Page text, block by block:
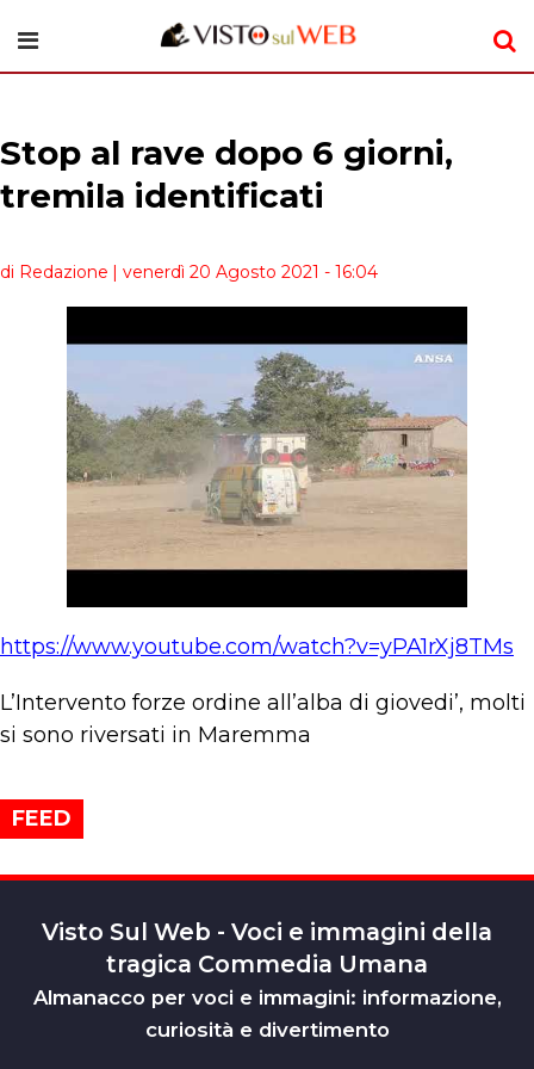
Stop al rave dopo 6 giorni,
tremila identificati
di Redazione | venerdì 20 Agosto 2021 - 16:04
https://www.youtube.com/watch?v=yPA1rXj8TMs
L’Intervento forze ordine all’alba di giovedi’, molti
si sono riversati in Maremma
FEED
Visto Sul Web - Voci e immagini della
tragica Commedia Umana
Almanacco per voci e immagini: informazione,
curiosità e divertimento